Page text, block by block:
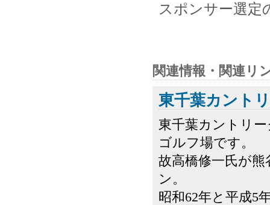
スポンサー選定
関連情報・関連リ
東千葉カント
東千葉カントリ
ゴルフ場です。
故高橋修一氏が
ン。
昭和62年と平成5